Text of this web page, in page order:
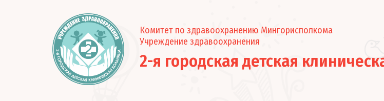
Комитет по здравоохранению Мингорисполкома
Учреждение здравоохранения
2-я городская детская